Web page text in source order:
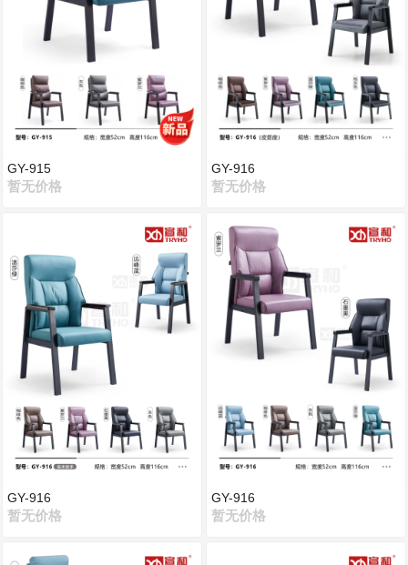
GY-915
暂无价格
GY-916
暂无价格
GY-916
暂无价格
GY-916
暂无价格